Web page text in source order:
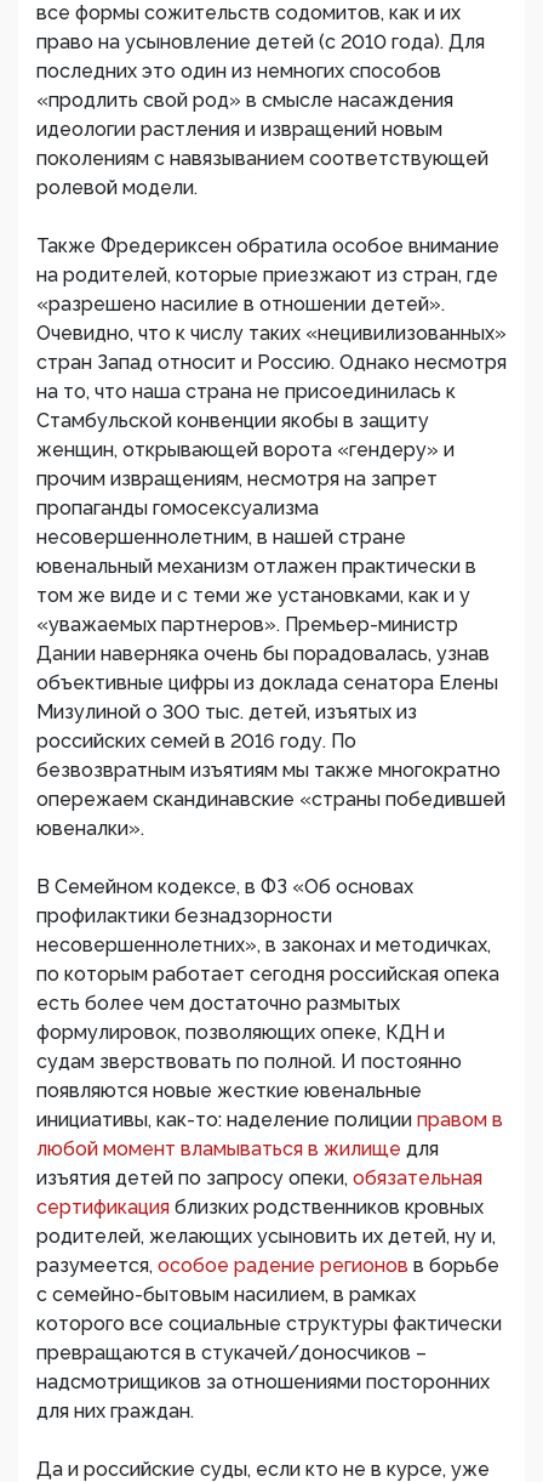
все формы сожительств содомитов, как и их
право на усыновление детей (с 2010 года). Для
последних это один из немногих способов
«продлить свой род» в смысле насаждения
идеологии растления и извращений новым
поколениям с навязыванием соответствующей
ролевой модели.
Также Фредериксен обратила особое внимание
на родителей, которые приезжают из стран, где
«разрешено насилие в отношении детей».
Очевидно, что к числу таких «нецивилизованных»
стран Запад относит и Россию. Однако несмотря
на то, что наша страна не присоединилась к
Стамбульской конвенции якобы в защиту
женщин, открывающей ворота «гендеру» и
прочим извращениям, несмотря на запрет
пропаганды гомосексуализма
несовершеннолетним, в нашей стране
ювенальный механизм отлажен практически в
том же виде и с теми же установками, как и у
«уважаемых партнеров». Премьер-министр
Дании наверняка очень бы порадовалась, узнав
объективные цифры из доклада сенатора Елены
Мизулиной о 300 тыс. детей, изъятых из
российских семей в 2016 году. По
безвозвратным изъятиям мы также многократно
опережаем скандинавские «страны победившей
ювеналки».
В Семейном кодексе, в ФЗ «Об основах
профилактики безнадзорности
несовершеннолетних», в законах и методичках,
по которым работает сегодня российская опека
есть более чем достаточно размытых
формулировок, позволяющих опеке, КДН и
судам зверствовать по полной. И постоянно
появляются новые жесткие ювенальные
инициативы, как-то: наделение полиции правом в
любой момент вламываться в жилище для
изъятия детей по запросу опеки, обязательная
сертификация близких родственников кровных
родителей, желающих усыновить их детей, ну и,
разумеется, особое радение регионов в борьбе
с семейно-бытовым насилием, в рамках
которого все социальные структуры фактически
превращаются в стукачей/доносчиков –
надсмотрищиков за отношениями посторонних
для них граждан.
Да и российские суды, если кто не в курсе, уже